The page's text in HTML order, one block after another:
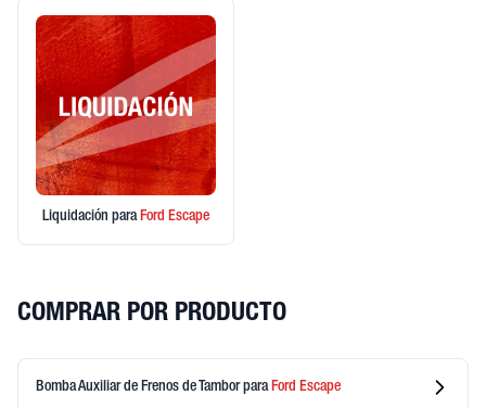
Liquidación paraFord Escape
COMPRAR POR PRODUCTO
Bomba Auxiliar de Frenos de Tamborpara Ford Escape